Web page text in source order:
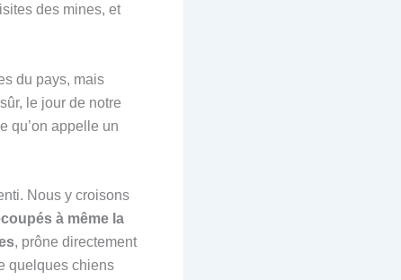
des mines, et
du pays, mais
le jour de notre
qu’on appelle un
Nous y croisons
à même la
, prône directement
quelques chiens